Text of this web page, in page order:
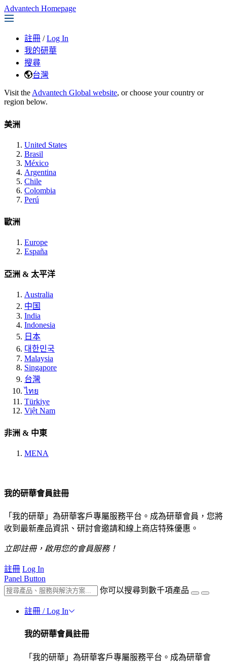
Advantech Homepage
註冊 / Log In
我的研華
搜尋
台灣
Visit the Advantech Global website, or choose your country or
region below.
美洲
United States
Brasil
México
Argentina
Chile
Colombia
Perú
歐洲
Europe
España
亞洲 & 太平洋
Australia
中国
India
Indonesia
日本
대한민국
Malaysia
Singapore
台灣
ไทย
Türkiye
Việt Nam
非洲 & 中東
MENA
我的研華會員註冊
「我的研華」為研華客戶專屬服務平台。成為研華會員，您將
收到最新產品資訊、研討會邀請和線上商店特殊優惠。
立即註冊，啟用您的會員服務！
註冊 Log In
Panel Button
你可以搜尋到數千項產品
註冊 / Log In
我的研華會員註冊
「我的研華」為研華客戶專屬服務平台。成為研華會